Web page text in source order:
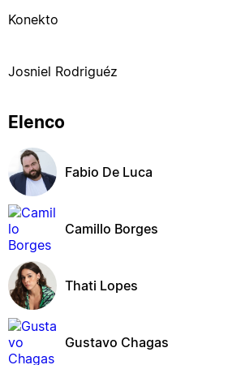
Konekto
Josniel Rodriguéz
Elenco
Fabio De Luca
Camillo Borges
Thati Lopes
Gustavo Chagas